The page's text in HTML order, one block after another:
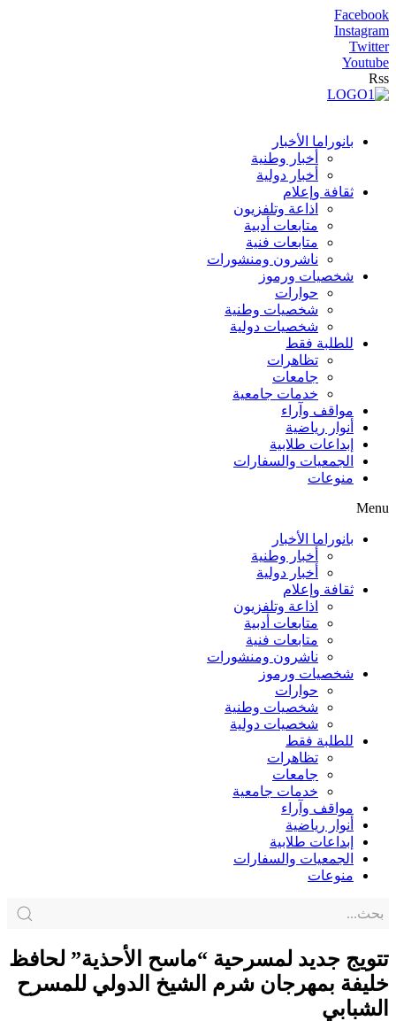
Facebook
Instagram
Twitter
Youtube
Rss
بانوراما الأخبار
أخبار وطنية
أخبار دولية
ثقافة وإعلام
اذاعة وتلفزيون
متابعات أدبية
متابعات فنية
ناشرون ومنشورات
شخصيات ورموز
حوارات
شخصيات وطنية
شخصيات دولية
للطلبة فقط
تظاهرات
جامعات
خدمات جامعية
مواقف وآراء
أنوار رياضية
إبداعات طلابية
الجمعيات والسفارات
منوعات
Menu
بانوراما الأخبار
أخبار وطنية
أخبار دولية
ثقافة وإعلام
اذاعة وتلفزيون
متابعات أدبية
متابعات فنية
ناشرون ومنشورات
شخصيات ورموز
حوارات
شخصيات وطنية
شخصيات دولية
للطلبة فقط
تظاهرات
جامعات
خدمات جامعية
مواقف وآراء
أنوار رياضية
إبداعات طلابية
الجمعيات والسفارات
منوعات
تتويج جديد لمسرحية “ماسح الأحذية” لحافظ
خليفة بمهرجان شرم الشيخ الدولي للمسرح
الشبابي